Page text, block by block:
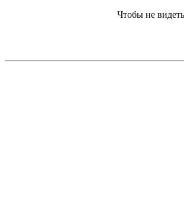
Чтобы не